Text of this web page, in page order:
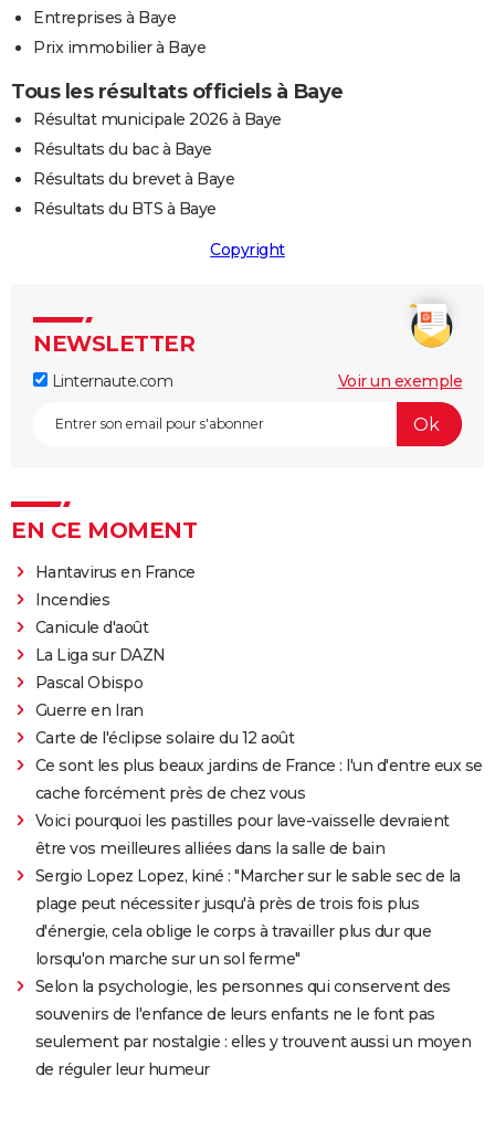
Entreprises à Baye
Prix immobilier à Baye
Tous les résultats officiels à Baye
Résultat municipale 2026 à Baye
Résultats du bac à Baye
Résultats du brevet à Baye
Résultats du BTS à Baye
Copyright
NEWSLETTER
Linternaute.com Voir un exemple
EN CE MOMENT
Hantavirus en France
Incendies
Canicule d'août
La Liga sur DAZN
Pascal Obispo
Guerre en Iran
Carte de l'éclipse solaire du 12 août
Ce sont les plus beaux jardins de France : l'un d'entre eux se
cache forcément près de chez vous
Voici pourquoi les pastilles pour lave-vaisselle devraient
être vos meilleures alliées dans la salle de bain
Sergio Lopez Lopez, kiné : "Marcher sur le sable sec de la
plage peut nécessiter jusqu'à près de trois fois plus
d'énergie, cela oblige le corps à travailler plus dur que
lorsqu'on marche sur un sol ferme"
Selon la psychologie, les personnes qui conservent des
souvenirs de l'enfance de leurs enfants ne le font pas
seulement par nostalgie : elles y trouvent aussi un moyen
de réguler leur humeur